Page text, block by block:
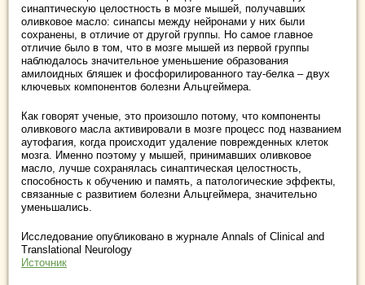
синаптическую целостность в мозге мышей, получавших
оливковое масло: синапсы между нейронами у них были
сохранены, в отличие от другой группы. Но самое главное
отличие было в том, что в мозге мышей из первой группы
наблюдалось значительное уменьшение образования
амилоидных бляшек и фосфорилированного тау-белка – двух
ключевых компонентов болезни Альцгеймера.
Как говорят ученые, это произошло потому, что компоненты
оливкового масла активировали в мозге процесс под названием
аутофагия, когда происходит удаление поврежденных клеток
мозга. Именно поэтому у мышей, принимавших оливковое
масло, лучше сохранялась синаптическая целостность,
способность к обучению и память, а патологические эффекты,
связанные с развитием болезни Альцгеймера, значительно
уменьшались.
Исследование опубликовано в журнале Annals of Clinical and
Translational Neurology
Источник